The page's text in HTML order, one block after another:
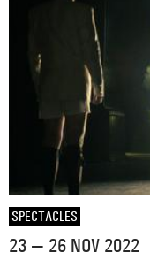
SPECTACLES
23 — 26 NOV 2022